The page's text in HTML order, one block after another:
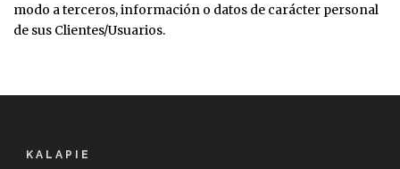
modo a terceros, información o datos de carácter personal
de sus Clientes/Usuarios.
KALAPIE